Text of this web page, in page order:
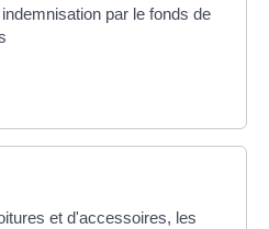
par le fonds de
et d'accessoires, les